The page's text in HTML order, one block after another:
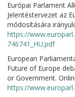
Európai Parlament
Jelentéstervezet az
módosítására
https://
746741_HU.pdf
European
Future of Europe
or Government.
https://